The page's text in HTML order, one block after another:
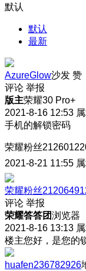
默认
默认
最新
AzureGlow沙发 赞
评论 举报
版主荣耀30 Pro+
2021-8-16 12:53
手机的解锁密码
荣耀粉丝
2021-8-21 11:55
荣耀粉丝
评论 举报
荣耀答答团浏览器
2021-8-16 13:13
楼主您好，是您的
huafen236782926